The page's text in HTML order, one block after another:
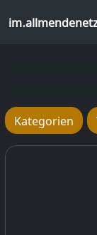
Kategorien